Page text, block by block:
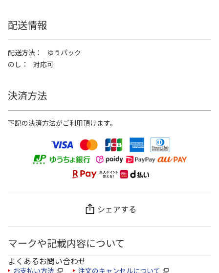
配送情報
配送方法
ゆうパック
のし
対応可
決済方法
下記の決済方法がご利用頂けます。
シェアする
マークや記載内容について
よくあるお問い合わせ
お支払い方法 注文のキャンセルについて